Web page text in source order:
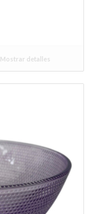
Mostrar detalles